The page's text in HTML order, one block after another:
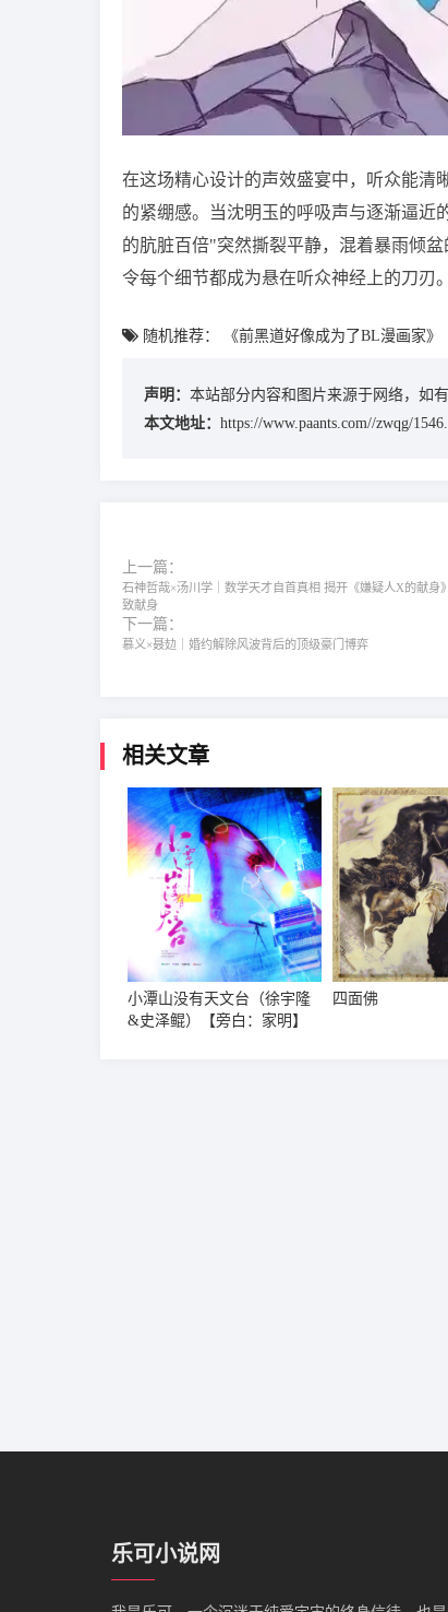
在这场精心设计的声效盛宴中，听众能清
的紧绷感。当沈明玉的呼吸声与逐渐逼近
的肮脏百倍"突然撕裂平静，混着暴雨倾
令每个细节都成为悬在听众神经上的刀刃。
随机推荐： 《前黑道好像成为了BL漫画家》
声明： 本站部分内容和图片来源于网络，如
本文地址： https://www.paants.com//zwqg/
上一篇：
石神哲哉×汤川学｜数学天才自首真相 揭开《嫌疑人X的献身
致献身
下一篇：
慕义×聂攰｜婚约解除风波背后的顶级豪门博弈
相关文章
小潭山没有天文台（徐宇隆
&史泽鲲）【旁白：家明】
四面佛
乐可小说网